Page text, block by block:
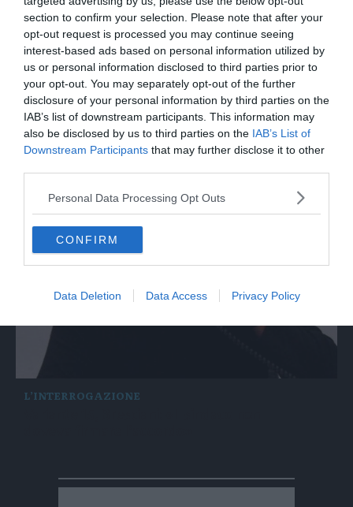
section to confirm your selection. Please note that after your
opt-out request is processed you may continue seeing
interest-based ads based on personal information utilized by
us or personal information disclosed to third parties prior to
your opt-out. You may separately opt-out of the further
disclosure of your personal information by third parties on the
IAB’s list of downstream participants. This information may
also be disclosed by us to third parties on the IAB’s List of
Downstream Participants that may further disclose it to other
Personal Data Processing Opt Outs
CONFIRM
Data Deletion Data Access Privacy Policy
L’INTERROGAZIONE